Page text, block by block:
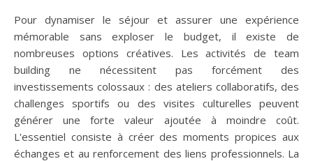
Pour dynamiser le séjour et assurer une expérience
mémorable sans exploser le budget, il existe de
nombreuses options créatives. Les activités de team
building ne nécessitent pas forcément des
investissements colossaux : des ateliers collaboratifs, des
challenges sportifs ou des visites culturelles peuvent
générer une forte valeur ajoutée à moindre coût.
L'essentiel consiste à créer des moments propices aux
échanges et au renforcement des liens professionnels. La